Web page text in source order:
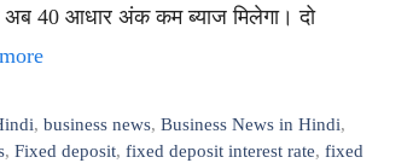
अब 40 आधार अंक कम ब्याज मिलेगा। दो
,business news,Business News in Hindi,
, Fixed deposit, fixed deposit interest rate, fixed